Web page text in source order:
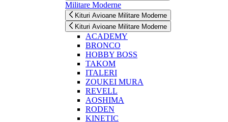
Militare Moderne
Kituri Avioane Militare Moderne
Kituri Avioane Militare Moderne
ACADEMY
BRONCO
HOBBY BOSS
TAKOM
ITALERI
ZOUKEI MURA
REVELL
AOSHIMA
RODEN
KINETIC